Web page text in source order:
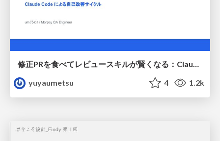
修正PRを食べてレビュースキルが賢くなる：Claude Codeによる自己改善サイクル
yuyaumetsu
4 1.2k